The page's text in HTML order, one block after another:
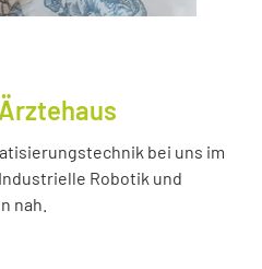
bei uns im
Robotik und
nah.